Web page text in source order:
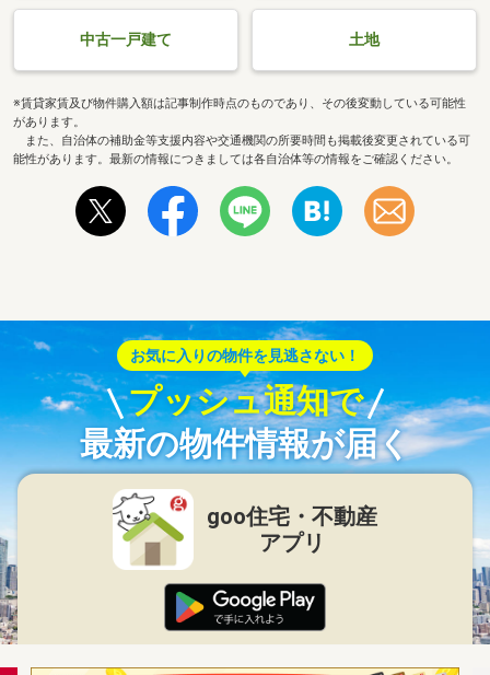
中古一戸建て 土地
※賃貸家賃及び物件購入額は記事制作時点のものであり、その後変動している可能性
があります。
また、自治体の補助金等支援内容や交通機関の所要時間も掲載後変更されている可
能性があります。最新の情報につきましては各自治体等の情報をご確認ください。
お気に入りの物件を見逃さない！
プッシュ通知で
最新の物件情報が届く
goo住宅・不動産
アプリ